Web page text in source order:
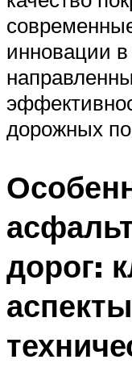
инновации в
дорожных
дорог: